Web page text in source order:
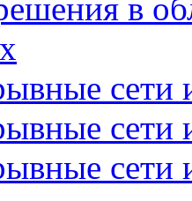
в
сети
сети
сети